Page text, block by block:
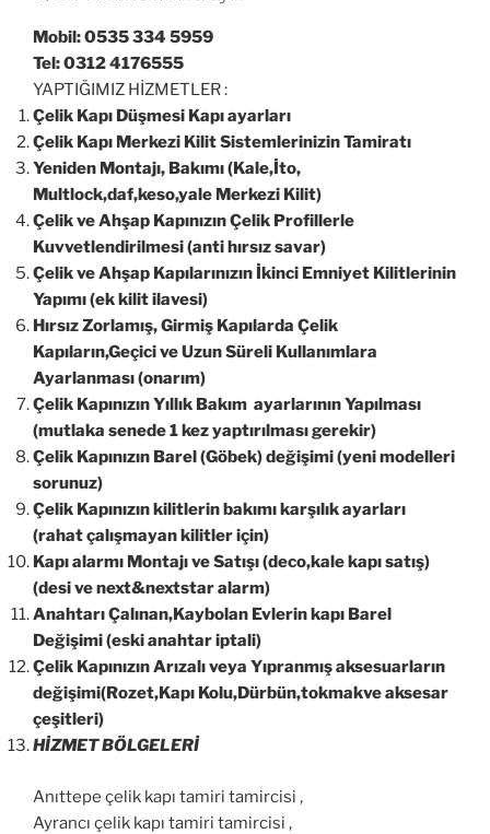
Mobil: 0535 334 5959
Tel: 0312 4176555
YAPTIĞIMIZ HİZMETLER :
Çelik Kapı Düşmesi Kapı ayarları
Çelik Kapı Merkezi Kilit Sistemlerinizin Tamiratı
Yeniden Montajı, Bakımı (Kale,İto,
Multlock,daf,keso,yale Merkezi Kilit)
Çelik ve Ahşap Kapınızın Çelik Profillerle
Kuvvetlendirilmesi (anti hırsız savar)
Çelik ve Ahşap Kapılarınızın İkinci Emniyet Kilitlerinin
Yapımı (ek kilit ilavesi)
Hırsız Zorlamış, Girmiş Kapılarda Çelik
Kapıların,Geçici ve Uzun Süreli Kullanımlara
Ayarlanması (onarım)
Çelik Kapınızın Yıllık Bakım ayarlarının Yapılması
(mutlaka senede 1 kez yaptırılması gerekir)
Çelik Kapınızın Barel (Göbek) değişimi (yeni modelleri
sorunuz)
Çelik Kapınızın kilitlerin bakımı karşılık ayarları
(rahat çalışmayan kilitler için)
Kapı alarmı Montajı ve Satışı (deco,kale kapı satış)
(desi ve next&nextstar alarm)
Anahtarı Çalınan,Kaybolan Evlerin kapı Barel
Değişimi (eski anahtar iptali)
Çelik Kapınızın Arızalı veya Yıpranmış aksesuarların
değişimi(Rozet,Kapı Kolu,Dürbün,tokmakve aksesar
çeşitleri)
HİZMET BÖLGELERİ
Anıttepe çelik kapı tamiri tamircisi ,
Ayrancı çelik kapı tamiri tamircisi ,